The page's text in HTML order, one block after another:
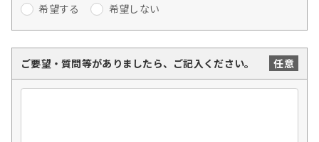
希望する 希望しない
ご要望・質問等がありましたら、ご記入ください。